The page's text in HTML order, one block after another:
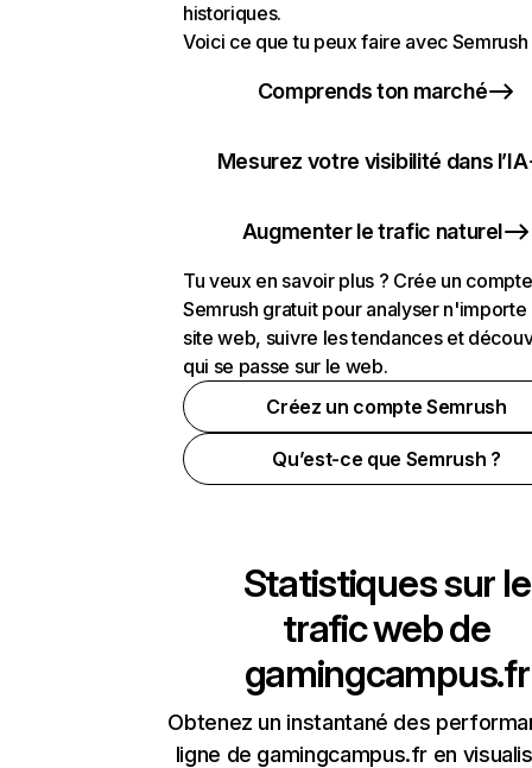
historiques.
Voici ce que tu peux faire avec Semrush
Comprends ton marché
Mesurez votre visibilité dans l’IA
Augmenter le trafic naturel
Tu veux en savoir plus ? Crée un compte
Semrush gratuit pour analyser n'importe
site web, suivre les tendances et
qui se passe sur le web.
Créez un compte Semrush
Qu’est-ce que Semrush ?
Statistiques sur le
trafic web de
gamingcampus.fr
Obtenez un instantané des
ligne de gamingcampus.fr en